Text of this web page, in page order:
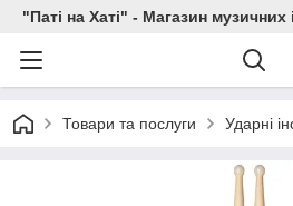
"Паті на Хаті" - Магазин музичних
Товари та послуги Ударні